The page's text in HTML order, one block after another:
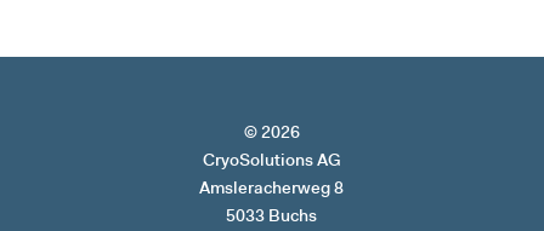
© 2026
CryoSolutions AG
Amsleracherweg 8
5033 Buchs